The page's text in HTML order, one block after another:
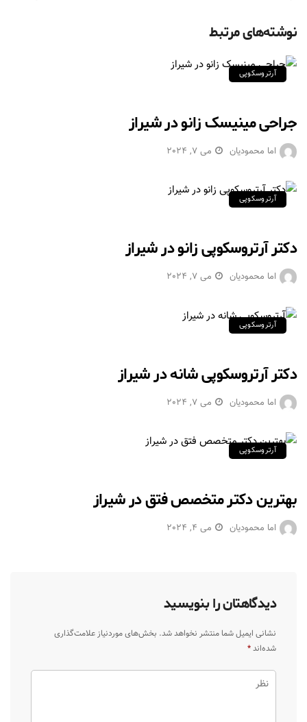
نوشته‌های مرتبط
آرتروسکوپی
جراحی مینیسک زانو در شیراز
اما محمودیان می 7, 2024
آرتروسکوپی
دکتر آرتروسکوپی زانو در شیراز
اما محمودیان می 7, 2024
آرتروسکوپی
دکتر آرتروسکوپی شانه در شیراز
اما محمودیان می 7, 2024
آرتروسکوپی
بهترین دکتر متخصص فتق در شیراز
اما محمودیان می 4, 2024
دیدگاهتان را بنویسید
نشانی ایمیل شما منتشر نخواهد شد. بخش‌های موردنیاز علامت‌گذاری
شده‌اند*